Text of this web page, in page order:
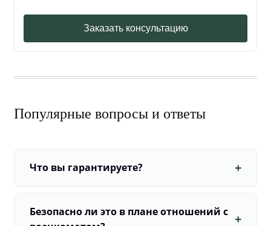
Заказать консультацию
Популярные вопросы и ответы
Что вы гарантируете?
Безопасно ли это в плане отношений с